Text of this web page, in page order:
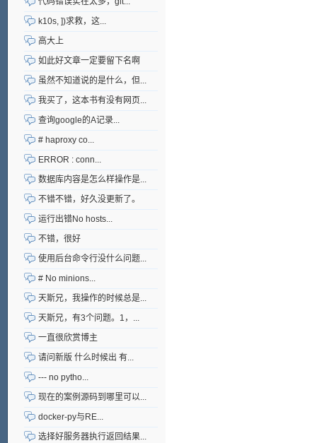
k10s, ])求救，这...
高大上
如此好文章一定要留下名啊
虽然不知道说的是什么，但...
我买了，这本书有没有网页...
查询google的A记录...
# haproxy co...
ERROR : conn...
数据库内容是怎么样操作是...
不错不错，好久没更新了。
运行出错No hosts...
不错，很好
使用后台命令行没什么问题...
# No minions...
天斯兄，我操作的时候总是...
天斯兄，有3个问题。1，...
一直很欣赏博主
请问新版 什么时候出 有...
--- no pytho...
现在的案例源码到哪里可以...
docker-py与RE...
选择好服务器执行返回结果...